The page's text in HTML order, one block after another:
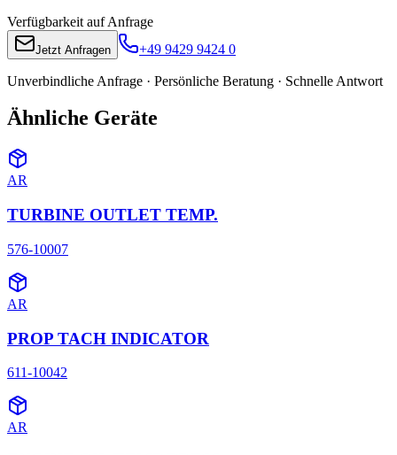
Verfügbarkeit auf Anfrage
Jetzt Anfragen +49 9429 9424 0
Unverbindliche Anfrage · Persönliche Beratung · Schnelle Antwort
Ähnliche Geräte
AR
TURBINE OUTLET TEMP.
576-10007
AR
PROP TACH INDICATOR
611-10042
AR